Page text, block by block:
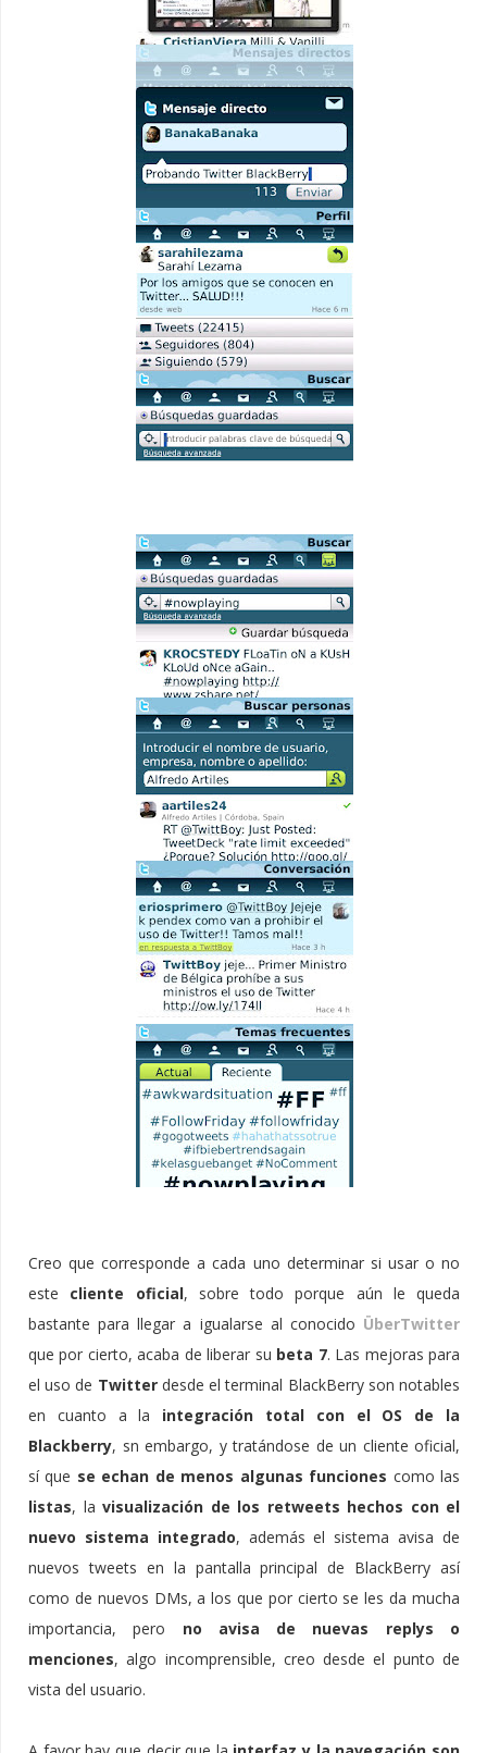
Creo que corresponde a cada uno determinar si usar o no
este cliente oficial, sobre todo porque aún le queda
bastante para llegar a igualarse al conocido ÜberTwitter
que por cierto, acaba de liberar su beta 7. Las mejoras para
el uso de Twitterdesde el terminal BlackBerry son notables
en cuanto a la integración total con el OS de la
Blackberry, sn embargo, y tratándose de un cliente oficial,
sí que se echan de menos algunas funciones como las
listas, la visualización de los retweets hechos con el
nuevo sistema integrado, además el sistema avisa de
nuevos tweets en la pantalla principal de BlackBerry así
como de nuevos DMs, a los que por cierto se les da mucha
importancia, pero no avisa de nuevas replys o
menciones, algo incomprensible, creo desde el punto de
vista del usuario.